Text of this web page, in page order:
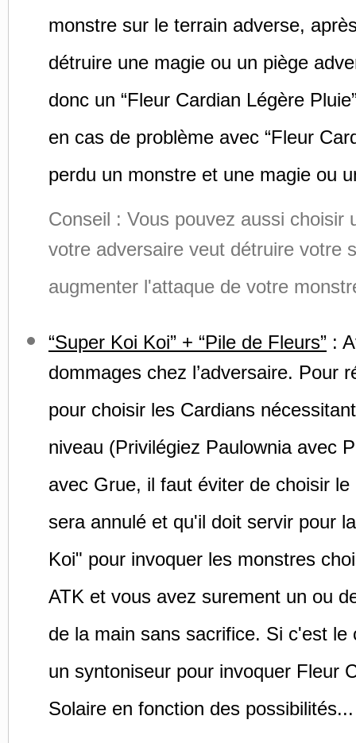
monstre sur le terrain adverse,
détruire une magie ou un piège
donc un “Fleur Cardian Légère
en cas de problème avec “Fleur
perdu un monstre et une magie ou
Conseil : Vous pouvez aussi
votre adversaire veut détruire votre
augmenter l'attaque de votre
“Super Koi Koi” + “Pile de Fleurs” :
dommages chez l’adversaire. Pour
pour choisir les Cardians
niveau (Privilégiez Paulownia avec
avec Grue, il faut éviter de choisir
sera annulé et qu'il doit servir pour
Koi" pour invoquer les monstres
ATK et vous avez surement un ou
de la main sans sacrifice. Si c'est
un syntoniseur pour invoquer Fleur
Solaire en fonction des